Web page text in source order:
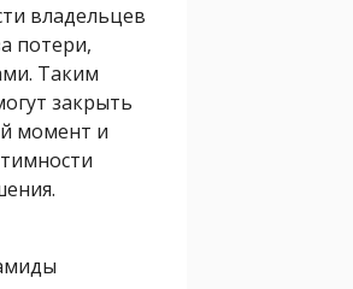
владельцев
потери,
Таким
закрыть
момент и